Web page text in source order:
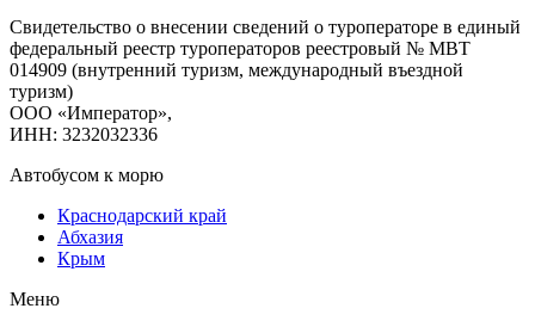
Свидетельство о внесении сведений о туроператоре в единый
федеральный реестр туроператоров реестровый № МВТ
014909 (внутренний туризм, международный въездной
туризм)
ООО «Император»,
ИНН: 3232032336
Автобусом к морю
Краснодарский край
Абхазия
Крым
Меню